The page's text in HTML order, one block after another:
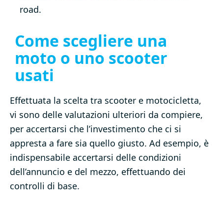
road.
Come scegliere una
moto o uno scooter
usati
Effettuata la scelta tra scooter e motocicletta,
vi sono delle valutazioni ulteriori da compiere,
per accertarsi che l’investimento che ci si
appresta a fare sia quello giusto. Ad esempio, è
indispensabile accertarsi delle condizioni
dell’annuncio e del mezzo, effettuando dei
controlli di base.